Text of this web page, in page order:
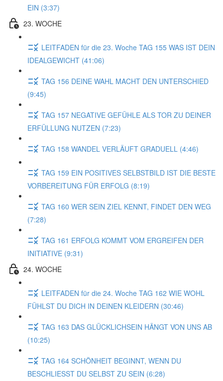
EIN (3:37)
23. WOCHE
LEITFADEN für die 23. Woche TAG 155 WAS IST DEIN
IDEALGEWICHT (41:06)
TAG 156 DEINE WAHL MACHT DEN UNTERSCHIED
(9:45)
TAG 157 NEGATIVE GEFÜHLE ALS TOR ZU DEINER
ERFÜLLUNG NUTZEN (7:23)
TAG 158 WANDEL VERLÄUFT GRADUELL (4:46)
TAG 159 EIN POSITIVES SELBSTBILD IST DIE BESTE
VORBEREITUNG FÜR ERFOLG (8:19)
TAG 160 WER SEIN ZIEL KENNT, FINDET DEN WEG
(7:28)
TAG 161 ERFOLG KOMMT VOM ERGREIFEN DER
INITIATIVE (9:31)
24. WOCHE
LEITFADEN für die 24. Woche TAG 162 WIE WOHL
FÜHLST DU DICH IN DEINEN KLEIDERN (30:46)
TAG 163 DAS GLÜCKLICHSEIN HÄNGT VON UNS AB
(10:25)
TAG 164 SCHÖNHEIT BEGINNT, WENN DU
BESCHLIESST DU SELBST ZU SEIN (6:28)